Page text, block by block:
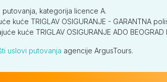
kategorija licence A.
kuće TRIGLAV OSIGURANJE - GARANTNA
kuće TRIGLAV OSIGURANJE ADO
uslovi putovanja agencije ArgusTours.